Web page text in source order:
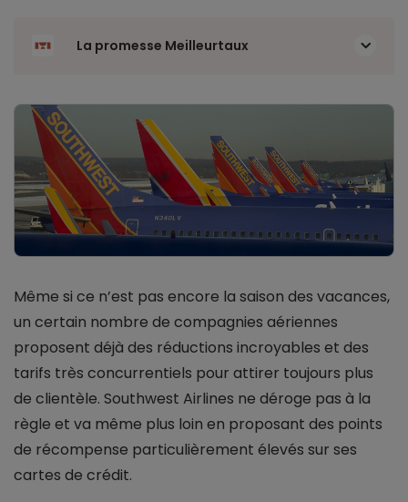
La promesse Meilleurtaux
Même si ce n’est pas encore la saison des vacances,
un certain nombre de compagnies aériennes
proposent déjà des réductions incroyables et des
tarifs très concurrentiels pour attirer toujours plus
de clientèle. Southwest Airlines ne déroge pas à la
règle et va même plus loin en proposant des points
de récompense particulièrement élevés sur ses
cartes de crédit.